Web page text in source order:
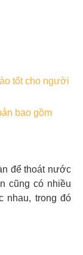
tốt cho người
bao gồm
để thoát nước
cũng có nhiều
nhau, trong đó